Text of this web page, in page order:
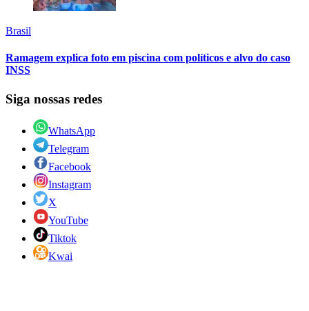
Brasil
Ramagem explica foto em piscina com políticos e alvo do caso
INSS
Siga nossas redes
WhatsApp
Telegram
Facebook
Instagram
X
YouTube
Tiktok
Kwai